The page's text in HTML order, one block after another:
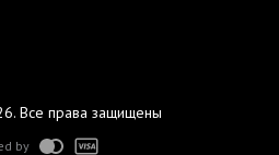
Все права защищены
by